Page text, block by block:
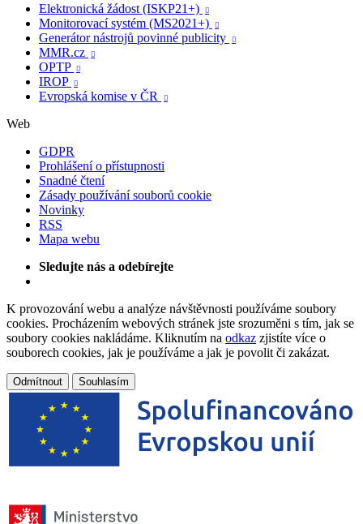
Elektronická žádost (ISKP21+)

Monitorovací systém (MS2021+) 
Generátor nástrojů povinné publicity 
MMR.cz 
OPTP 
IROP 
Evropská komise v ČR 
Web
GDPR
Prohlášení o přístupnosti
Snadné čtení
Zásady používání souborů cookie
Novinky
RSS
Mapa webu
Sledujte nás a odebírejte
K provozování webu a analýze návštěvnosti používáme soubory
cookies. Procházením webových stránek jste srozuměni s tím, jak se
soubory cookies nakládáme. Kliknutím na odkaz zjistíte více o
souborech cookies, jak je používáme a jak je povolit či zakázat.
Odmítnout Souhlasím